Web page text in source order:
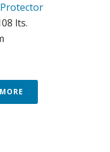
lts.